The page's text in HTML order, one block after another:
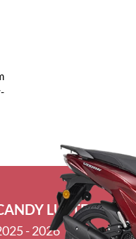
LUSTER RED
- 2026